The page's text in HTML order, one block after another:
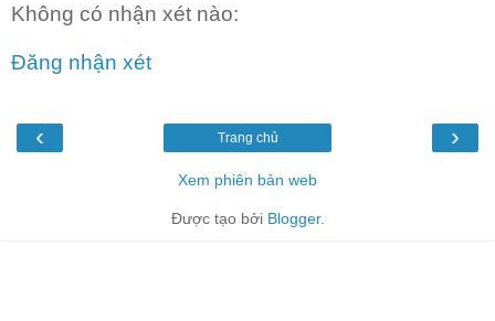
Không có nhận xét nào:
Đăng nhận xét
‹ ›
Trang chủ
Xem phiên bản web
Được tạo bởi Blogger.